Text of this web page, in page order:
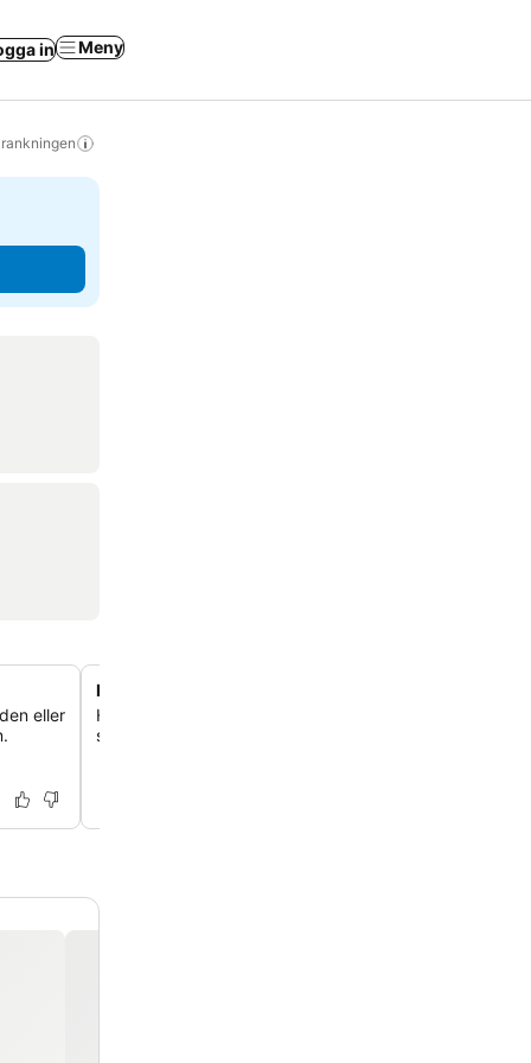
in Meny
eller
Familjevänliga rumskonfigurationer
Hotellet erbjuder familjerum med två internt anslutna
sängar, perfekt för dig som reser i grupp.